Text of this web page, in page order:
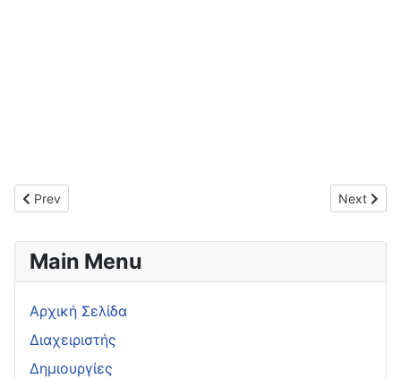
Previous article: Διδακτική Αξιοποίηση της ΤΘΔΔ στη
Prev Next
Next
Main Menu
Αρχική Σελίδα
Διαχειριστής
Δημιουργίες